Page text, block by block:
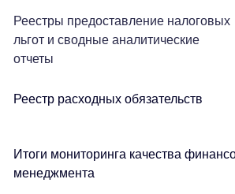
Реестры предоставление налоговых
льгот и сводные аналитические
отчеты
Реестр расходных обязательств
Итоги мониторинга качества
менеджмента